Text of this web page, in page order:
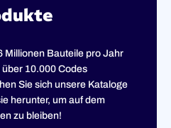
Millionen Bauteile pro Jahr
10.000 Codes
Sie sich unsere Kataloge
herunter, um auf dem
zu bleiben!